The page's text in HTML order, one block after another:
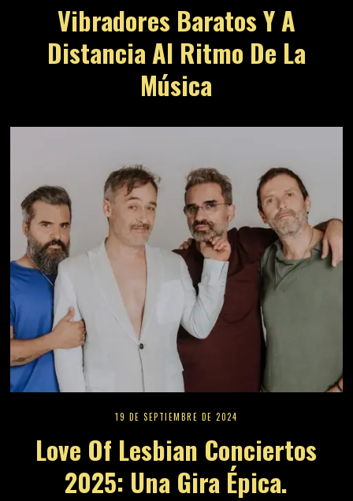
Vibradores Baratos Y A
Distancia Al Ritmo De La
Música
19 DE SEPTIEMBRE DE 2024
Love Of Lesbian Conciertos
2025: Una Gira Épica.